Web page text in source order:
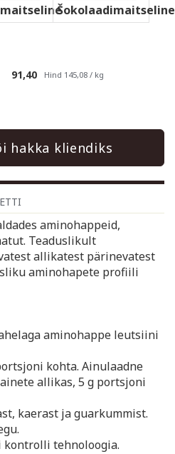
Šokolaadimaitseline
91,40 Hind 145,08 / kg
hakka kliendiks
aminohappeid,
Teaduslikult
allikatest pärinevatest
aminohapete profiili
aminohappe leutsiini
kohta. Ainulaadne
allikas, 5 g portsjoni
kaerast ja guarkummist.
tehnoloogia.